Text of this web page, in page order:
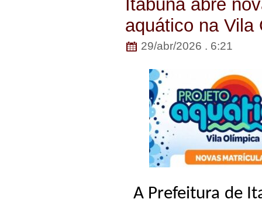
Itabuna abre
aquático na Vila
29/abr/2026 . 6:21
A Prefeitura de